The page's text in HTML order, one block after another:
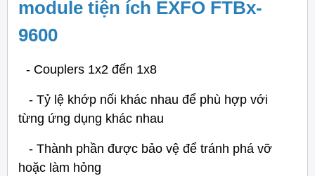
module tiện ích EXFO FTBx-
9600
- Couplers 1x2 đến 1x8
- Tỷ lệ khớp nối khác nhau để phù hợp với
từng ứng dụng khác nhau
- Thành phần được bảo vệ để tránh phá vỡ
hoặc làm hỏng